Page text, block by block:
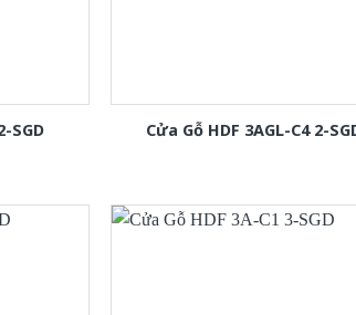
SGD Cửa Gỗ HDF 3AGL-C4 2-